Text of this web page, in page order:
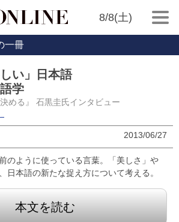
8/8(土)
一冊
い」日本語
学
める』 石黒圭氏インタビュー
2013/06/27
のように使っている言葉。「美しさ」や
日本語の新たな捉え方について考える。
本文を読む